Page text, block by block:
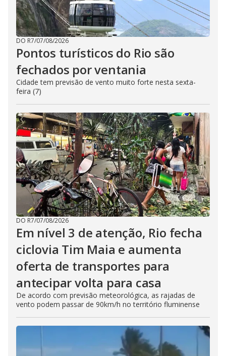
DO R7/07/08/2026
Pontos turísticos do Rio são
fechados por ventania
Cidade tem previsão de vento muito forte nesta sexta-
feira (7)
DO R7/07/08/2026
Em nível 3 de atenção, Rio fecha
ciclovia Tim Maia e aumenta
oferta de transportes para
antecipar volta para casa
De acordo com previsão meteorológica, as rajadas de
vento podem passar de 90km/h no território fluminense